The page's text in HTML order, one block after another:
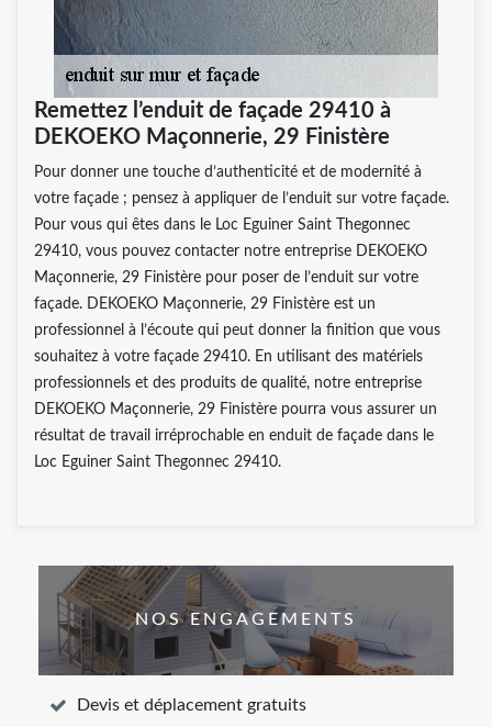
Remettez l’enduit de façade 29410 à
DEKOEKO Maçonnerie, 29 Finistère
Pour donner une touche d’authenticité et de modernité à
votre façade ; pensez à appliquer de l’enduit sur votre façade.
Pour vous qui êtes dans le Loc Eguiner Saint Thegonnec
29410, vous pouvez contacter notre entreprise DEKOEKO
Maçonnerie, 29 Finistère pour poser de l’enduit sur votre
façade. DEKOEKO Maçonnerie, 29 Finistère est un
professionnel à l’écoute qui peut donner la finition que vous
souhaitez à votre façade 29410. En utilisant des matériels
professionnels et des produits de qualité, notre entreprise
DEKOEKO Maçonnerie, 29 Finistère pourra vous assurer un
résultat de travail irréprochable en enduit de façade dans le
Loc Eguiner Saint Thegonnec 29410.
NOS ENGAGEMENTS
Devis et déplacement gratuits